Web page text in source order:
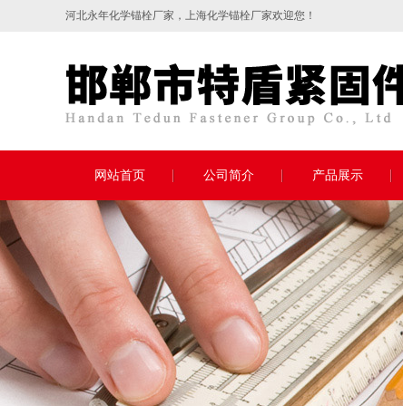
河北永年化学锚栓厂家，上海化学锚栓厂家欢迎您！
网站首页 公司简介 产品展示